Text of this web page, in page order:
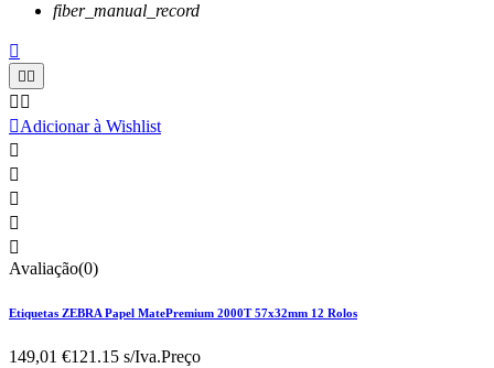
fiber_manual_record

 
 
Adicionar à Wishlist





Avaliação(0)
Etiquetas ZEBRA Papel MatePremium 2000T 57x32mm 12 Rolos
149,01 €121.15 s/Iva.Preço